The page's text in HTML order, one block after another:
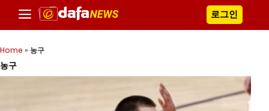
로그인
Home » 농구
농구